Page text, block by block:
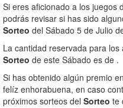
Si eres aficionado a los juegos
podrás revisar si has sido
Sorteo del Sábado 5 de Julio
La cantidad reservada para
Sorteo de este Sábado es de .
Si has obtenido algún premio
felíz enhorabuena, en caso
próximos sorteos del Sorteo te